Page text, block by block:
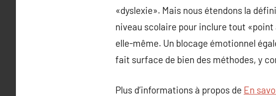
«dyslexie». Mais nous étendons la
niveau scolaire pour inclure tout «point
elle-même. Un blocage émotionnel
fait surface de bien des méthodes, y
Plus d’informations à propos de En